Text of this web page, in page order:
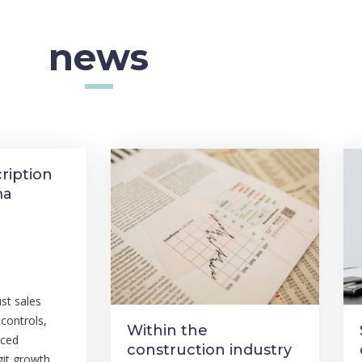
news
sales
Within the
construction industry